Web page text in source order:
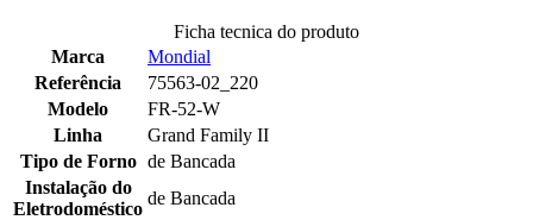
Ficha tecnica do produto
Marca
Mondial
Referência
75563-02_220
Modelo
FR-52-W
Linha
Grand Family II
Tipo de Forno de Bancada
Instalação do
Eletrodoméstico
de Bancada